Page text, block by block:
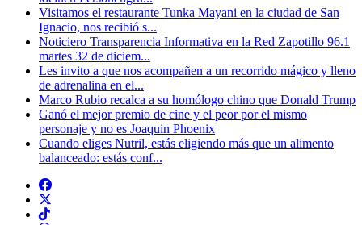
Visitamos el restaurante Tunka Mayani en la ciudad de San
Ignacio, nos recibió s...
Noticiero Transparencia Informativa en la Red Zapotillo 96.1
martes 32 de diciem...
Les invito a que nos acompañen a un recorrido mágico y lleno
de adrenalina en el...
Marco Rubio recalca a su homólogo chino que Donald Trump
Ganó el mejor premio de cine y el peor por el mismo
personaje y no es Joaquin Phoenix
Cuando eliges Nutril, estás eligiendo más que un alimento
balanceado: estás conf...